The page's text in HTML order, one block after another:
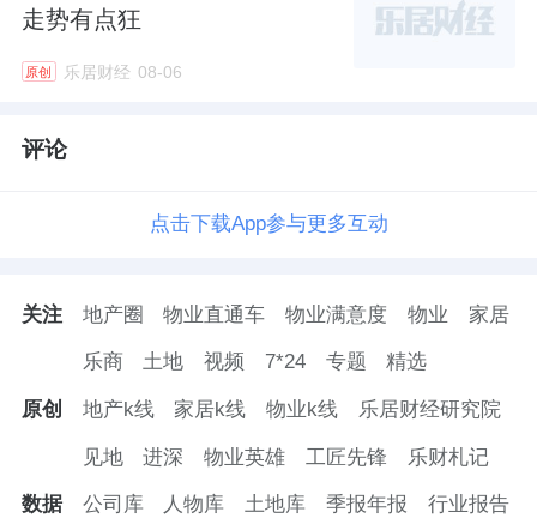
走势有点狂
原创 乐居财经 08-06
评论
点击下载App参与更多互动
关注 地产圈 物业直通车 物业满意度 物业 家居
乐商 土地 视频 7*24 专题 精选
原创 地产k线 家居k线 物业k线 乐居财经研究院
见地 进深 物业英雄 工匠先锋 乐财札记
数据 公司库 人物库 土地库 季报年报 行业报告